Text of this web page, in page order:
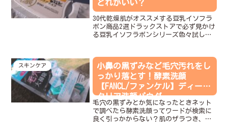
どれがいい？
30代乾燥肌がオススメする豆乳イソフラ
ボン商品2選ドラックストアで必ず見かけ
る豆乳イソフラボンシリーズ色々試して
ムはぜひ買ってほしい！・リンクルナイ
トクリーム・リンク...
スキンケア
小鼻の黒ずみなど毛穴汚れをし
っかり落とす！酵素洗顔
【FANCL/ファンケル】ディープ
クリア洗顔パウダー
毛穴の黒ずみとか気になったときネット
で調べたら酵素洗顔ってワードが検索に
良く引っかからない？肌のザラつき、毛